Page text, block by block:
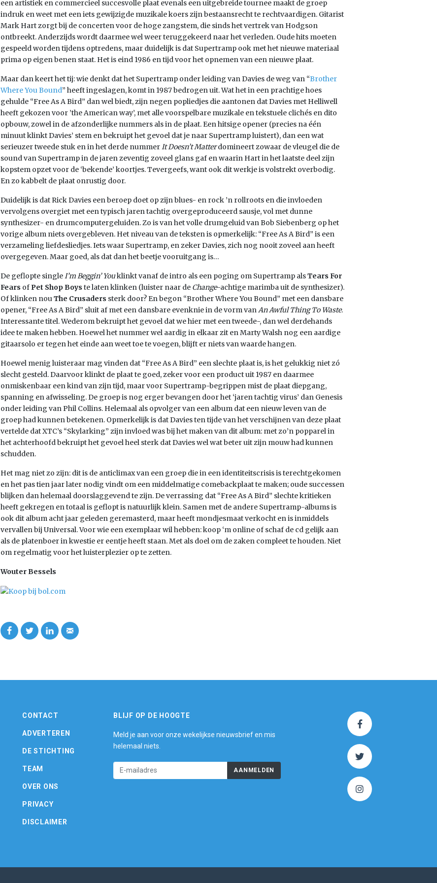
een artistiek en commercieel succesvolle plaat evenals een uitgebreide tournee maakt de groep
indruk en weet met een iets gewijzigde muzikale koers zijn bestaansrecht te rechtvaardigen. Gitarist
Mark Hart zorgt bij de concerten voor de hoge zangstem, die sinds het vertrek van Hodgson
ontbreekt. Anderzijds wordt daarmee wel weer teruggekeerd naar het verleden. Oude hits moeten
gespeeld worden tijdens optredens, maar duidelijk is dat Supertramp ook met het nieuwe materiaal
prima op eigen benen staat. Het is eind 1986 en tijd voor het opnemen van een nieuwe plaat.
Maar dan keert het tij: wie denkt dat het Supertramp onder leiding van Davies de weg van “Brother
Where You Bound” heeft ingeslagen, komt in 1987 bedrogen uit. Wat het in een prachtige hoes
gehulde “Free As A Bird” dan wel biedt, zijn negen popliedjes die aantonen dat Davies met Helliwell
heeft gekozen voor ’the American way’, met alle voorspelbare muzikale en tekstuele clichés en dito
opbouw, zowel in de afzonderlijke nummers als in de plaat. Een hitsige opener (precies na één
minuut klinkt Davies’ stem en bekruipt het gevoel dat je naar Supertramp luistert), dan een wat
serieuzer tweede stuk en in het derde nummerIt Doesn’t Matterdomineert zowaar de vleugel die de
sound van Supertramp in de jaren zeventig zoveel glans gaf en waarin Hart in het laatste deel zijn
kopstem opzet voor de ‘bekende’ koortjes. Tevergeefs, want ook dit werkje is volstrekt overbodig.
En zo kabbelt de plaat onrustig door.
Duidelijk is dat Rick Davies een beroep doet op zijn blues- en rock ’n rollroots en die invloeden
vervolgens overgiet met een typisch jaren tachtig overgeproduceerd sausje, vol met dunne
synthesizer- en drumcomputergeluiden. Zo is van het volle drumgeluid van Bob Siebenberg op het
vorige album niets overgebleven. Het niveau van de teksten is opmerkelijk: “Free As A Bird” is een
verzameling liefdesliedjes. Iets waar Supertramp, en zeker Davies, zich nog nooit zoveel aan heeft
overgegeven. Maar goed, als dat dan het beetje vooruitgang is…
De geflopte singleI’m Beggin’ Youklinkt vanaf de intro als een poging om Supertramp alsTears For
Fears of Pet Shop Boys te laten klinken (luister naar de Change-achtige marimba uit de synthesizer).
Of klinken nouThe Crusaders sterk door? En begon “Brother Where You Bound” met een dansbare
opener, “Free As A Bird” sluit af met een dansbare evenknie in de vorm vanAn Awful Thing To Waste.
Interessante titel. Wederom bekruipt het gevoel dat we hier met een tweede-, dan wel derdehands
idee te maken hebben. Hoewel het nummer wel aardig in elkaar zit en Marty Walsh nog een aardige
gitaarsolo er tegen het einde aan weet toe te voegen, blijft er niets van waarde hangen.
Hoewel menig luisteraar mag vinden dat “Free As A Bird” een slechte plaat is, is het gelukkig niet zó
slecht gesteld. Daarvoor klinkt de plaat te goed, zeker voor een product uit 1987 en daarmee
onmiskenbaar een kind van zijn tijd, maar voor Supertramp-begrippen mist de plaat diepgang,
spanning en afwisseling. De groep is nog erger bevangen door het ‘jaren tachtig virus’ dan Genesis
onder leiding van Phil Collins. Helemaal als opvolger van een album dat een nieuw leven van de
groep had kunnen betekenen. Opmerkelijk is dat Davies ten tijde van het verschijnen van deze plaat
vertelde dat XTC’s “Skylarking” zijn invloed was bij het maken van dit album: met zo’n popparel in
het achterhoofd bekruipt het gevoel heel sterk dat Davies wel wat beter uit zijn mouw had kunnen
schudden.
Het mag niet zo zijn: dit is de anticlimax van een groep die in een identiteitscrisis is terechtgekomen
en het pas tien jaar later nodig vindt om een middelmatige comebackplaat te maken; oude successen
blijken dan helemaal doorslaggevend te zijn. De verrassing dat “Free As A Bird” slechte kritieken
heeft gekregen en totaal is geflopt is natuurlijk klein. Samen met de andere Supertramp-albums is
ook dit album acht jaar geleden geremasterd, maar heeft mondjesmaat verkocht en is inmiddels
vervallen bij Universal. Voor wie een exemplaar wil hebben: koop ‘m online of schaf de cd gelijk aan
als de platenboer in kwestie er eentje heeft staan. Met als doel om de zaken compleet te houden. Niet
om regelmatig voor het luisterplezier op te zetten.
Wouter Bessels
CONTACT
ADVERTEREN
DE STICHTING
TEAM
OVER ONS
PRIVACY
DISCLAIMER
BLIJF OP DE HOOGTE
Meld je aan voor onze wekelijkse nieuwsbrief en mis
helemaal niets.
AANMELDEN